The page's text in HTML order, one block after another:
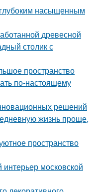
насыщенным
древесной
столик с
пространство
по-настоящему
решений
жизнь проще,
пространство
московской